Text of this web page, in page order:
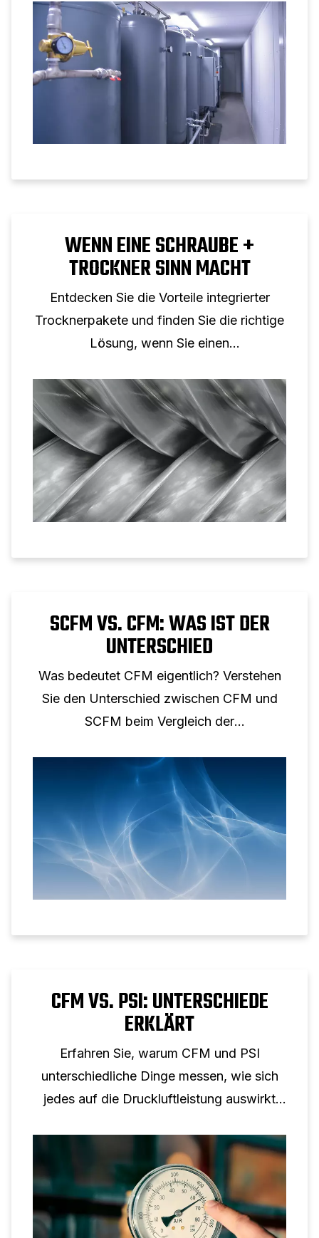
Schraubenkompressoren unterstützt.
WENN EINE SCHRAUBE +
TROCKNER SINN MACHT
Entdecken Sie die Vorteile integrierter
Trocknerpakete und finden Sie die richtige
Lösung, wenn Sie einen
kombinieren.
SCFM VS. CFM: WAS IST DER
UNTERSCHIED
Was bedeutet CFM eigentlich? Verstehen
Sie den Unterschied zwischen CFM und
SCFM beim Vergleich der
CFM VS. PSI: UNTERSCHIEDE
ERKLÄRT
Erfahren Sie, warum CFM und PSI
unterschiedliche Dinge messen, wie sich
jedes auf die Druckluftleistung auswirkt
auf eins möglich ist.